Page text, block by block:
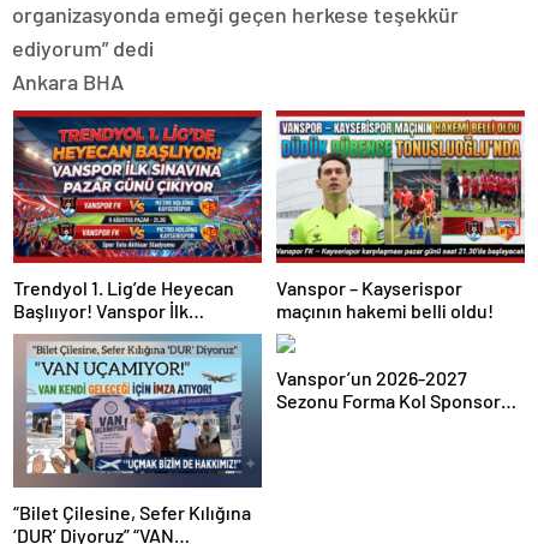
organizasyonda emeği geçen herkese teşekkür
ediyorum” dedi
Ankara BHA
Trendyol 1. Lig’de Heyecan
Başlııyor! Vanspor İlk
Sınavına Pazar Günü Çıkıyor
Vanspor – Kayserispor
maçının hakemi belli oldu!
“Bilet Çilesine, Sefer Kılığına
‘DUR’ Diyoruz” “VAN
Vanspor’un 2026-2027
Sezonu Forma Kol Sponsoru